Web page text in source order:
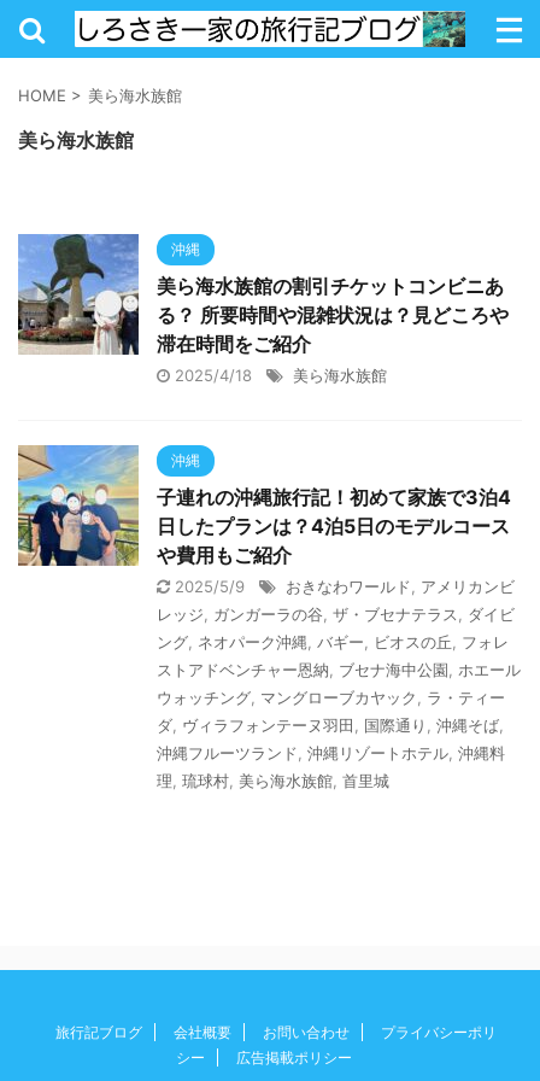
HOME > 美ら海水族館
美ら海水族館
沖縄
美ら海水族館の割引チケットコンビニあ
る？ 所要時間や混雑状況は？見どころや
滞在時間をご紹介
2025/4/18 美ら海水族館
沖縄
子連れの沖縄旅行記！初めて家族で3泊4
日したプランは？4泊5日のモデルコース
や費用もご紹介
2025/5/9 おきなわワールド
アメリカンビ
レッジ
ガンガーラの谷 ザ・ブセナテラス
ダイビ
ング ネオパーク沖縄 バギー ビオスの丘
フォレ
ストアドベンチャー恩納
ブセナ海中公園
ホエール
ウォッチング マングローブカヤック
ラ・ティー
ダ ヴィラフォンテーヌ羽田 国際通り 沖縄そば
沖縄フルーツランド 沖縄リゾートホテル 沖縄料
理 琉球村 美ら海水族館 首里城
旅行記ブログ 会社概要 お問い合わせ
プライバシーポリ
シー
広告掲載ポリシー